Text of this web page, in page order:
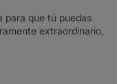
para que tú puedas
extraordinario,